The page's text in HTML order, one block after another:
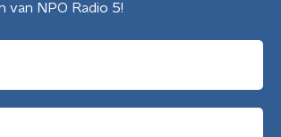
van NPO Radio 5!